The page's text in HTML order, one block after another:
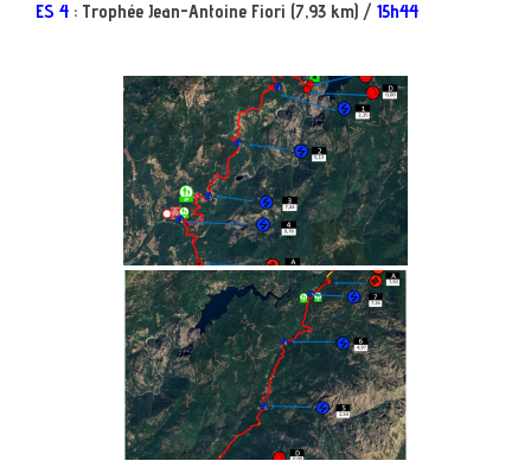
ES 4 : Trophée Jean-Antoine Fiori (7,93 km) / 15h44